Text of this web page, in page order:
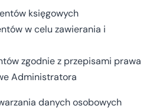
księgowych
w celu zawierania i
zgodnie z przepisami prawa
Administratora
danych osobowych